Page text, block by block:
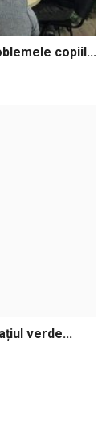
copiil...
verde...